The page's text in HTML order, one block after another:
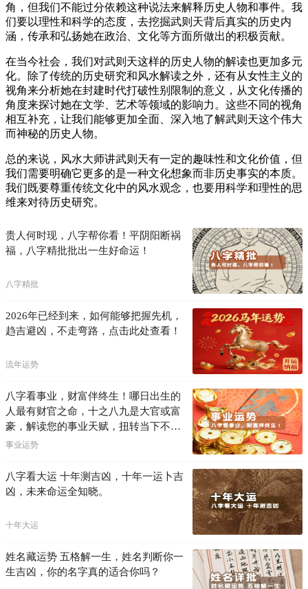
角，但我们不能过分依赖这种说法来解释历史人物和事件。我
们要以理性和科学的态度，去挖掘武则天背后真实的历史内
涵，传承和弘扬她在政治、文化等方面所做出的积极贡献。
在当今社会，我们对武则天这样的历史人物的解读也更加多元
化。除了传统的历史研究和风水解读之外，还有从女性主义的
视角来分析她在封建时代打破性别限制的意义，从文化传播的
角度来探讨她在文学、艺术等领域的影响力。这些不同的视角
相互补充，让我们能够更加全面、深入地了解武则天这个伟大
而神秘的历史人物。
总的来说，风水大师讲武则天有一定的趣味性和文化价值，但
我们需要明确它更多的是一种文化想象而非历史事实的本质。
我们既要尊重传统文化中的风水观念，也要用科学和理性的思
维来对待历史研究。
贵人何时现，八字帮你看！平阴阳断祸
福，八字精批批出一生好命运！
八字精批
2026年已经到来，如何能够把握先机，
趋吉避凶，不走弯路，点击此处查看！
流年运势
八字看事业，财富伴终生！哪日出生的
人最有财官之命，十之八九是大官或富
豪，解读您的事业天赋，扭转当下不利
困局！！
事业运势
八字看大运 十年测吉凶，十年一运卜吉
凶，未来命运全知晓。
十年大运
姓名藏运势 五格解一生，姓名判断你一
生吉凶，你的名字真的适合你吗？